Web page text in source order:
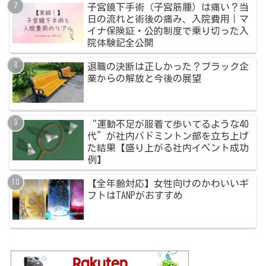
子宮鏡下手術（子宮筋腫）は痛い？当
日の流れと術後の痛み、入院費用｜マ
イナ保険証・公的制度で乗り切った入
院体験記全公開
退職の決断は正しかった？ブラック企
業からの解放と今後の展望
“運動不足が服着て歩いてるような40
代”が社内バドミントン部を立ち上げ
た結果【盛り上がる社内イベント成功
例】
【全年齢対応】女性向けのかわいいギ
フトはTANPがおすすめ